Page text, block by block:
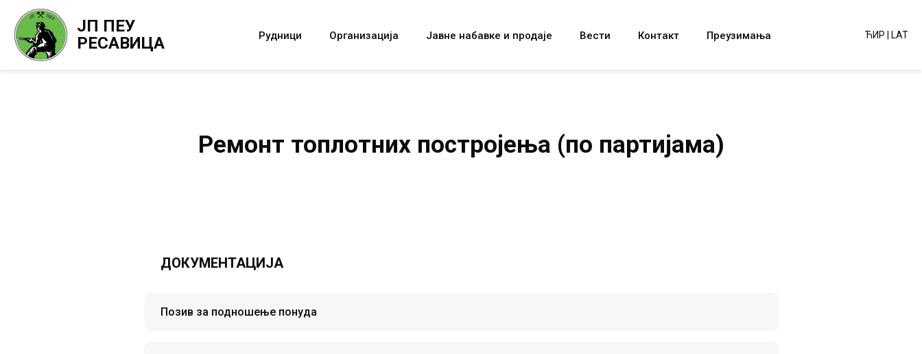
ЈП ПЕУ
РЕСАВИЦА
Рудници Организација Јавне набавке и продаје Вести Контакт Преузимања ЋИР LAT
Ремонт топлотних постројења (по партијама)
ДОКУМЕНТАЦИЈА
Позив за подношење понуда